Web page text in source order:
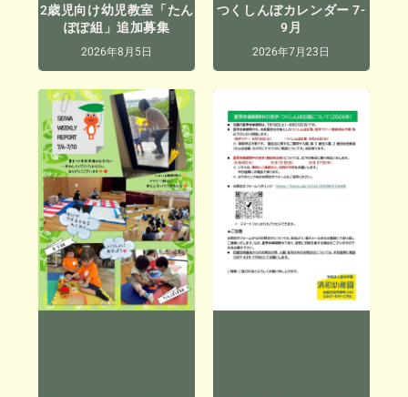
2歳児向け幼児教室「たん
ぽぽ組」追加募集
2026年8月5日
つくしんぼカレンダー 7-
9月
2026年7月23日